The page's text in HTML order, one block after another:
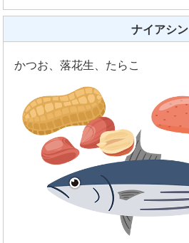
ナイアシン
かつお、落花生、たらこ